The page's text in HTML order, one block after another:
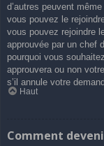
d’autres peuvent
vous pouvez le
vous pouvez rejoindre
approuvée par un chef
pourquoi vous
approuvera ou non
s’il annule votre
Haut
Comment